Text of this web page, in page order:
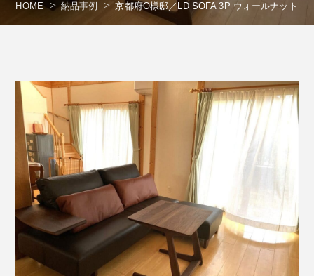
HOME 納品事例 京都府O様邸／LD SOFA 3P ウォールナット